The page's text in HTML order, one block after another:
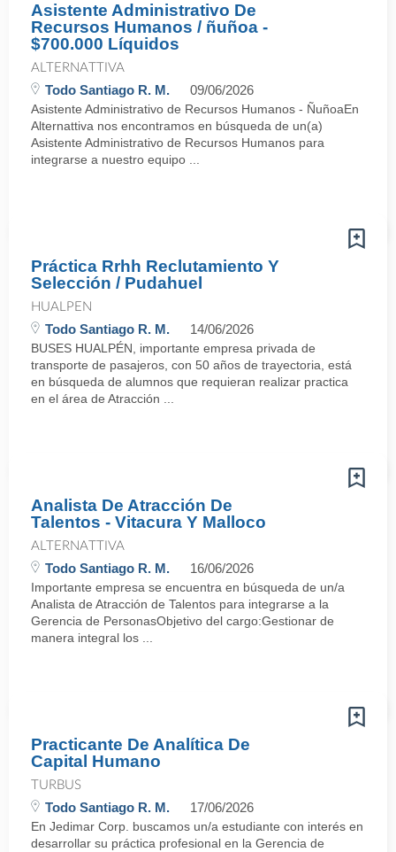
Asistente Administrativo De
Recursos Humanos / ñuñoa -
$700.000 Líquidos
ALTERNATTIVA
Todo Santiago R. M. 09/06/2026
Asistente Administrativo de Recursos Humanos - ÑuñoaEn
Alternattiva nos encontramos en búsqueda de un(a)
Asistente Administrativo de Recursos Humanos para
integrarse a nuestro equipo ...
Práctica Rrhh Reclutamiento Y
Selección / Pudahuel
HUALPEN
Todo Santiago R. M. 14/06/2026
BUSES HUALPÉN, importante empresa privada de
transporte de pasajeros, con 50 años de trayectoria, está
en búsqueda de alumnos que requieran realizar practica
en el área de Atracción ...
Analista De Atracción De
Talentos - Vitacura Y Malloco
ALTERNATTIVA
Todo Santiago R. M. 16/06/2026
Importante empresa se encuentra en búsqueda de un/a
Analista de Atracción de Talentos para integrarse a la
Gerencia de PersonasObjetivo del cargo:Gestionar de
manera integral los ...
Practicante De Analítica De
Capital Humano
TURBUS
Todo Santiago R. M. 17/06/2026
En Jedimar Corp. buscamos un/a estudiante con interés en
desarrollar su práctica profesional en la Gerencia de